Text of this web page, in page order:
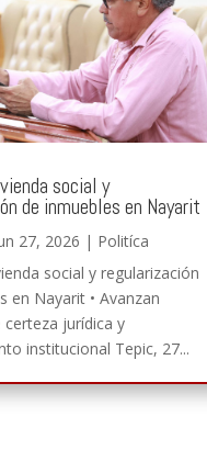
social y
de inmuebles en Nayarit
27, 2026 | Politíca
social y regularización
en Nayarit • Avanzan
certeza jurídica y
institucional Tepic, 27...